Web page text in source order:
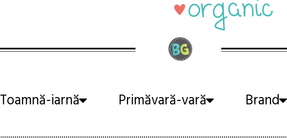
Toamnă-iarnă Primăvară-vară Brand